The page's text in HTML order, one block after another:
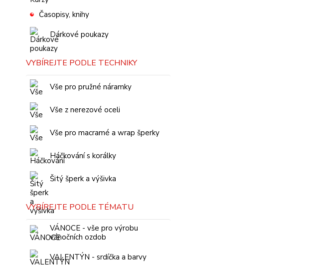
Časopisy, knihy
Dárkové poukazy
VYBÍREJTE PODLE TECHNIKY
Vše pro pružné náramky
Vše z nerezové oceli
Vše pro macramé a wrap šperky
Háčkování s korálky
Šitý šperk a výšivka
VYBÍREJTE PODLE TÉMATU
VÁNOCE - vše pro výrobu
vánočních ozdob
VALENTÝN - srdíčka a barvy